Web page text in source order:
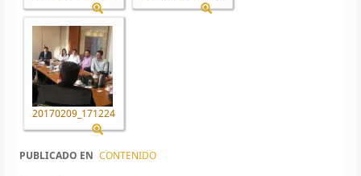
20170209_171224
PUBLICADO EN CONTENIDO